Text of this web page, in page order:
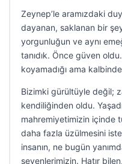
Zeynep’le aramızdaki
dayanan, saklanan bir
yorgunluğun ve aynı
tanıdık. Önce güven
koyamadığı ama
Bizimki gürültüyle değil;
kendiliğinden oldu.
mahremiyetimizin içinde
daha fazla üzülmesini
insanın, ne bugün
sevenlerimizin. Hatır